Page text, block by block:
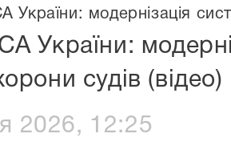
України: модернізація
України:
судів (відео)
2026, 12:25